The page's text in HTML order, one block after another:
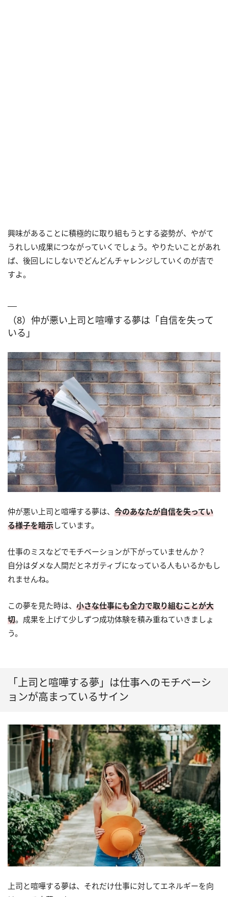
興味があることに積極的に取り組もうとする姿勢が、やがて
うれしい成果につながっていくでしょう。やりたいことがあれ
ば、後回しにしないでどんどんチャレンジしていくのが吉で
すよ。
（8）仲が悪い上司と喧嘩する夢は「自信を失って
いる」
仲が悪い上司と喧嘩する夢は、 今のあなたが自信を失ってい
る様子を暗示しています。
仕事のミスなどでモチベーションが下がっていませんか？
自分はダメな人間だとネガティブになっている人もいるかもし
れませんね。
この夢を見た時は、 小さな仕事にも全力で取り組むことが大
切。成果を上げて少しずつ成功体験を積み重ねていきましょ
う。
「上司と喧嘩する夢」は仕事へのモチベーシ
ョンが高まっているサイン
上司と喧嘩する夢は、それだけ仕事に対してエネルギーを向